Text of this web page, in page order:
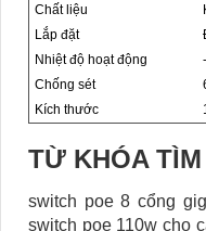
Chất liệu
Lắp đặt
Nhiệt độ hoạt động
Chống sét
Kích thước
TỪ KHÓA
switch poe 8 cổng
switch poe 110w cho